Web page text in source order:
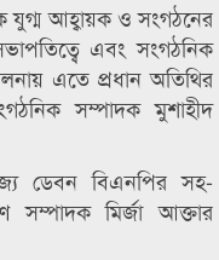
যুগ্ম আহ্বায়ক ও সংগঠনের
এবং সংগঠনিক
এতে প্রধান অতিথির
সম্পাদক মুশাহীদ
ডেবন বিএনপির সহ-
সম্পাদক মির্জা আক্তার